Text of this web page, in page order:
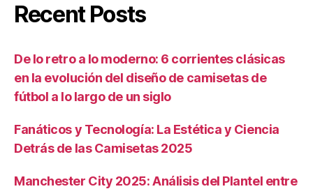
Recent Posts
De lo retro a lo moderno: 6 corrientes clásicas
en la evolución del diseño de camisetas de
fútbol a lo largo de un siglo
Fanáticos y Tecnología: La Estética y Ciencia
Detrás de las Camisetas 2025
Manchester City 2025: Análisis del Plantel entre